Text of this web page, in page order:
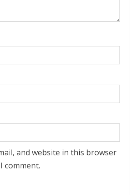
and website in this browser
comment.